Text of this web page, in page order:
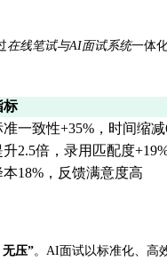
在线笔试与AI面试系统一体
标
一致性+35%，时间缩减
升2.5倍，录用匹配度
18%，反馈满意度高
压”。AI面试以标准化、高